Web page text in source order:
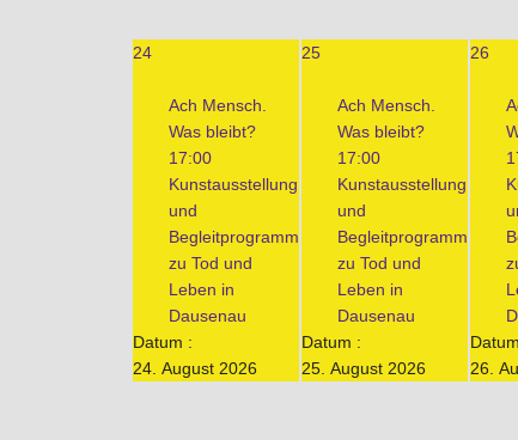
24
Ach Mensch.
Was bleibt?
17:00
Kunstausstellung
und
Begleitprogramm
zu Tod und
Leben in
Dausenau
Datum :
24. August 2026
25
Ach Mensch.
Was bleibt?
17:00
Kunstausstellung
und
Begleitprogramm
zu Tod und
Leben in
Dausenau
Datum :
25. August 2026
26
26.